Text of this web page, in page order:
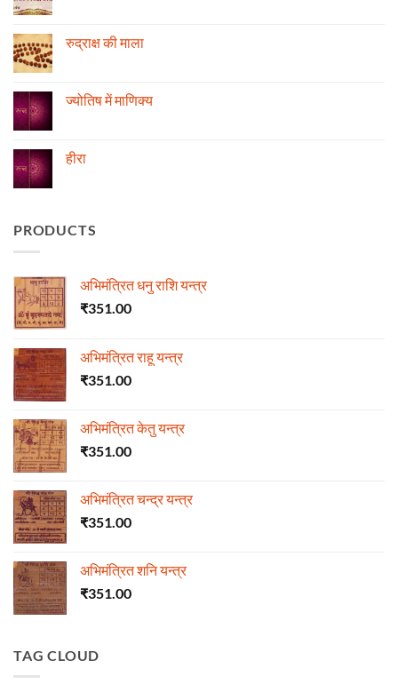
अनुसार
तेजी-
रोग
एवं
रुद्राक्ष की माला
रुद्राक्ष
की
ज्योतिष में माणिक्य
ज्योतिष
मेंहीरा
PRODUCTS
अभिमंत्रित धनु राशि यन्त्र
₹351.00
अभिमंत्रित राहू यन्त्र
₹351.00
अभिमंत्रित केतु यन्त्र
₹351.00
अभिमंत्रित चन्द्र यन्त्र
₹351.00
अभिमंत्रित शनि यन्त्र
₹351.00
TAG CLOUD